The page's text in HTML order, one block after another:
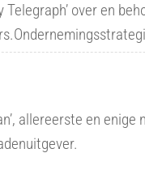
Telegraph’ over en
allereerste en